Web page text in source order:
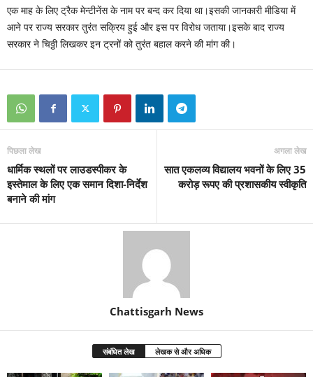
एक माह के लिए ट्रैक मेन्टीनेंस के नाम पर बन्द कर दिया था।इसकी जानकारी मीडिया में
आने पर राज्य सरकार तुरंत सक्रिय हुई और इस पर विरोध जताया।इसके बाद राज्य
सरकार ने चिठ्ठी लिखकर इन ट्रनों को तुरंत बहाल करने की मांग की।
पिछला लेख
धार्मिक स्थलों पर लाउडस्पीकर के
इस्तेमाल के लिए एक समान दिशा-निर्देश
बनाने की मांग
अगला लेख
सात एकलव्य विद्यालय भवनों के लिए 35
करोड़ रूपए की प्रशासकीय स्वीकृति
Chattisgarh News
संबंधित लेख लेखक से और अधिक